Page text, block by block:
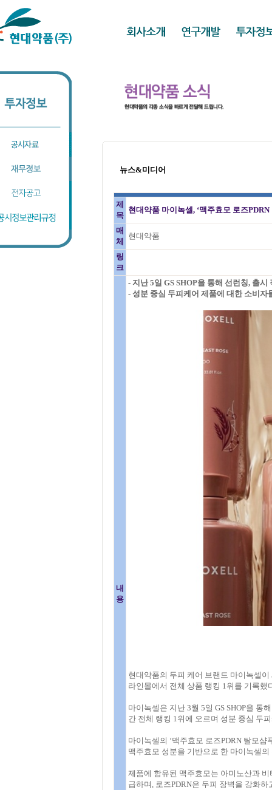
뉴스&미디어
제
목
현대약품 마이녹셀, ‘맥주효모 로즈
매
체
현대약품
링
크
내
용
- 지난 5일 GS SHOP을 통해 선런칭, 출
- 성분 중심 두피케어 제품에 대한 소비자
현대약품의 두피 케어 브랜드 마이녹셀이
라인몰에서 전체 상품 랭킹 1위를 기록했
마이녹셀은 지난 3월 5일 GS SHOP을 통
간 전체 랭킹 1위에 오르며 성분 중심 두
마이녹셀의 ‘맥주효모 로즈PDRN 탈모
맥주효모 성분을 기반으로 한 마이녹셀
제품에 함유된 맥주효모는 아미노산과
급하며, 로즈PDRN은 두피 장벽을 강화